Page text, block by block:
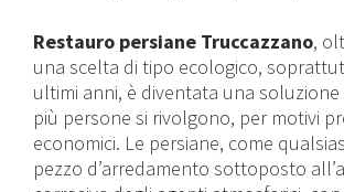
Restauro persiane Truccazzano,
una scelta di tipo ecologico,
ultimi anni, è diventata una soluzione
più persone si rivolgono, per motivi
economici. Le persiane, come
pezzo d’arredamento sottoposto